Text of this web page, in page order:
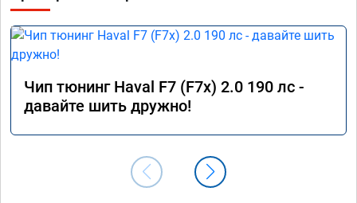
Чип тюнинг Haval F7 (F7x) 2.0 190 лс -
давайте шить дружно!